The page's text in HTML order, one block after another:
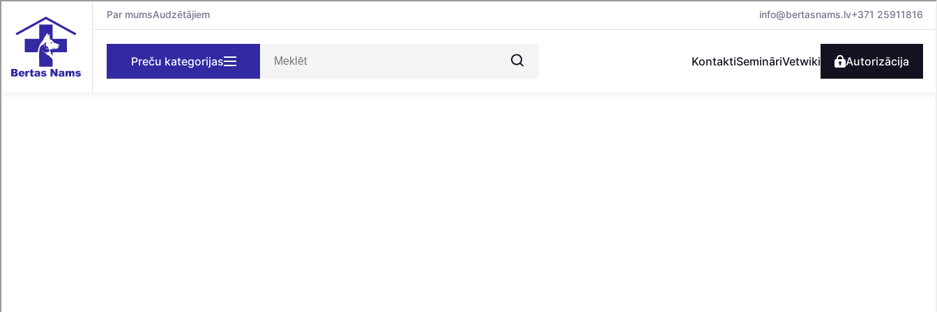
Par mumsAudzētājiem info@bertasnams.lv+371 25911816
Preču kategorijas KontaktiSemināriVetwiki Autorizācija